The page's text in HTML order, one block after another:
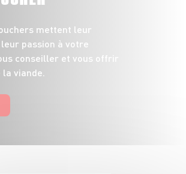
mettent leur
passion à votre
conseiller et vous offrir
viande.